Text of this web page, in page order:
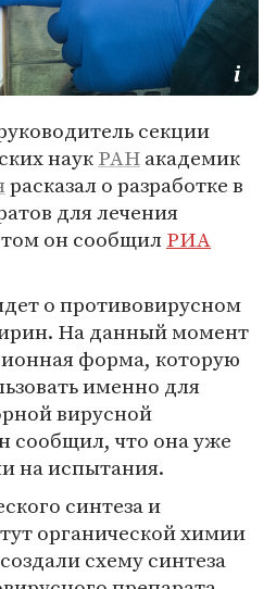
секции
наукРАНакадемик
расказал о разработке в
для лечения
он сообщилРИА
о противовирусном
На данный момент
форма, которую
именно для
вирусной
сообщил, что она уже
на испытания.
синтеза и
органической химии
схему синтеза